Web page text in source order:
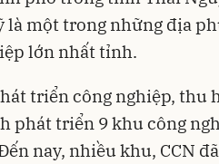
là một trong những địa
lớn nhất tỉnh.
triển công nghiệp, thu
phát triển 9 khu công
nay, nhiều khu, CCN